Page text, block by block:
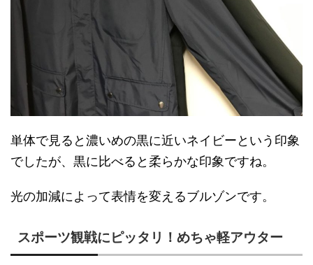
単体で見ると濃いめの黒に近いネイビーという印象
でしたが、黒に比べると柔らかな印象ですね。
光の加減によって表情を変えるブルゾンです。
スポーツ観戦にピッタリ！めちゃ軽アウター